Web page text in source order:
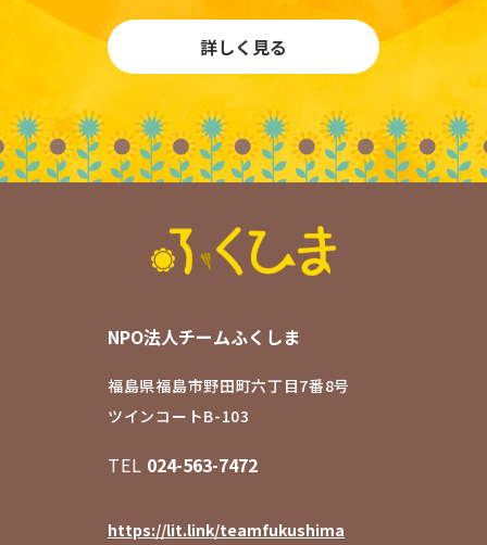
詳しく見る
NPO法人チームふくしま
福島県福島市野田町六丁目7番8号
ツインコートB-103
TEL 024-563-7472
https://lit.link/teamfukushima